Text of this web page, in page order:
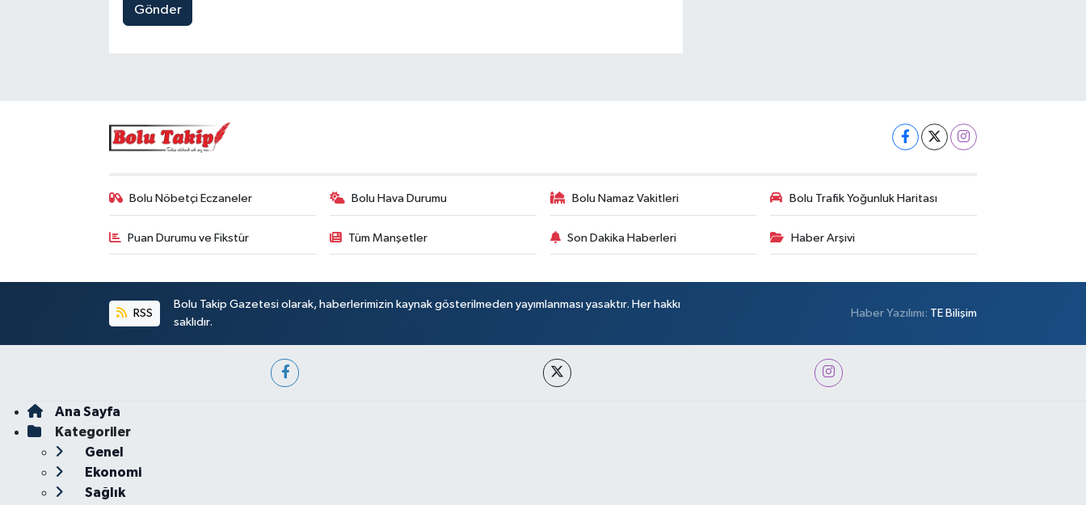
Gönder
Bolu Nöbetçi Eczaneler Bolu Hava Durumu Bolu Namaz Vakitleri Bolu Trafik Yoğunluk Haritası
Puan Durumu ve Fikstür Tüm Manşetler Son Dakika Haberleri Haber Arşivi
RSS
Bolu Takip Gazetesi olarak, haberlerimizin kaynak gösterilmeden yayımlanması yasaktır. Her hakkı
saklıdır.
Haber Yazılımı: TE Bilişim
Ana Sayfa
Kategoriler
Genel
Ekonomi
Sağlık